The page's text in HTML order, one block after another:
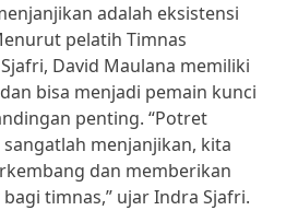
adalah eksistensi
pelatih Timnas
David Maulana memiliki
bisa menjadi pemain kunci
penting. “Potret
menjanjikan, kita
dan memberikan
timnas,” ujar Indra Sjafri.